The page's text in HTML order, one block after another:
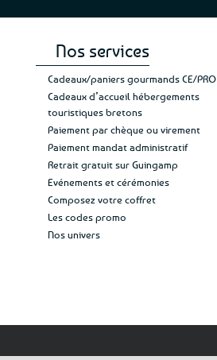
Nos services
Cadeaux/paniers gourmands CE/PRO
Cadeaux d’accueil hébergements
touristiques bretons
Paiement par chèque ou virement
Paiement mandat administratif
Retrait gratuit sur Guingamp
Evénements et cérémonies
Composez votre coffret
Les codes promo
Nos univers